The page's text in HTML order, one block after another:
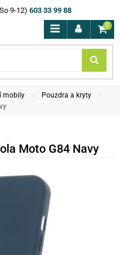
9-12) 603 33 99 88
0
mobily
Pouzdra a kryty
Moto G84 Navy